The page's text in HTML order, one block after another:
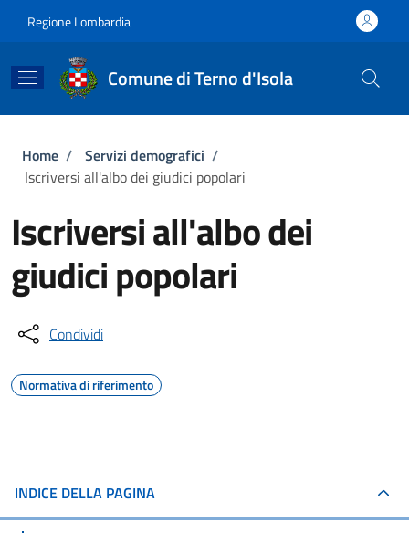
Regione Lombardia
Comune di Terno d'Isola
Briciole di pane
Home / Servizi demografici /
Iscriversi all'albo dei giudici popolari
Iscriversi all'albo dei
giudici popolari
Condividi
Normativa di riferimento
INDICE DELLA PAGINA